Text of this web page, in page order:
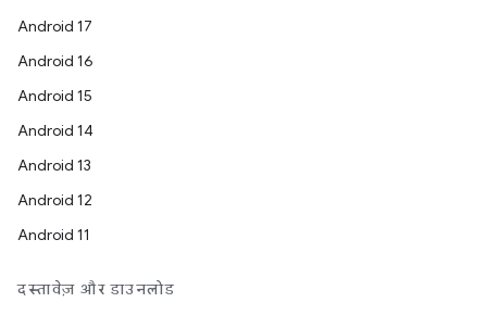
Android 17
Android 16
Android 15
Android 14
Android 13
Android 12
Android 11
दस्तावेज़ और डाउनलोड